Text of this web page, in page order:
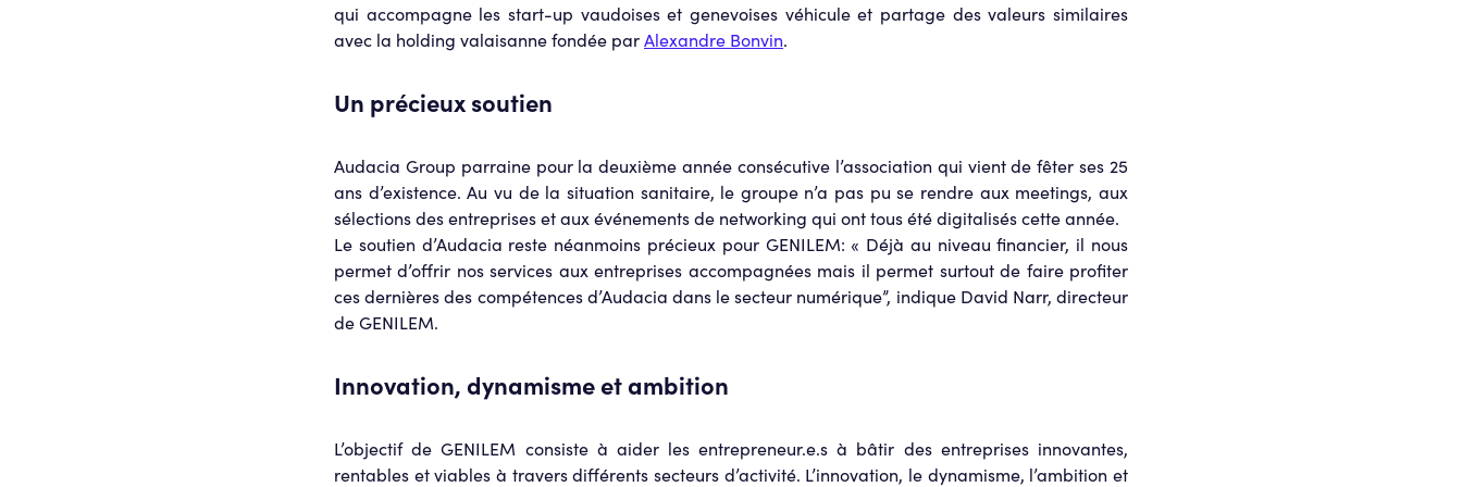
qui accompagne les start-up vaudoises et genevoises véhicule et partage des valeurs similaires
avec la holding valaisanne fondée parAlexandre Bonvin.
Un précieux soutien
Audacia Group parraine pour la deuxième année consécutive l’association qui vient de fêter ses 25
ans d’existence. Au vu de la situation sanitaire, le groupe n’a pas pu se rendre aux meetings, aux
sélections des entreprises et aux événements de networking qui ont tous été digitalisés cette année.
Le soutien d’Audacia reste néanmoins précieux pour GENILEM: « Déjà au niveau financier, il nous
permet d’offrir nos services aux entreprises accompagnées mais il permet surtout de faire profiter
ces dernières des compétences d’Audacia dans le secteur numérique”, indique David Narr, directeur
de GENILEM.
Innovation, dynamisme et ambition
L’objectif de GENILEM consiste à aider les entrepreneur.e.s à bâtir des entreprises innovantes,
rentables et viables à travers différents secteurs d’activité. L’innovation, le dynamisme, l’ambition et